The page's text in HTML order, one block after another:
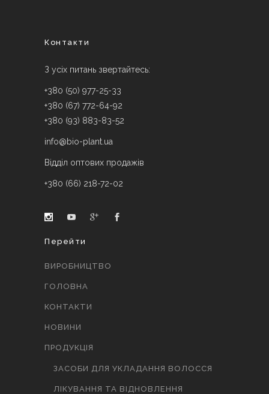
Контакти
З усіх питань звертайтесь:
+380 (50) 977-25-33
+380 (67) 772-64-92
+380 (93) 883-83-52
info@bio-plant.ua
Відділ оптових продажів
+380 (66) 218-72-02
Перейти
ВИРОБНИЦТВО
ГОЛОВНА
КОНТАКТИ
НОВИНИ
ПРОДУКЦІЯ
ЗАСОБИ ДЛЯ УКЛАДАННЯ ВОЛОССЯ
ЛІКУВАННЯ ТА ВІДНОВЛЕННЯ